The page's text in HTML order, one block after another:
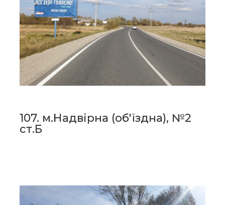
107. м.Надвірна (об'їздна), №2
ст.Б